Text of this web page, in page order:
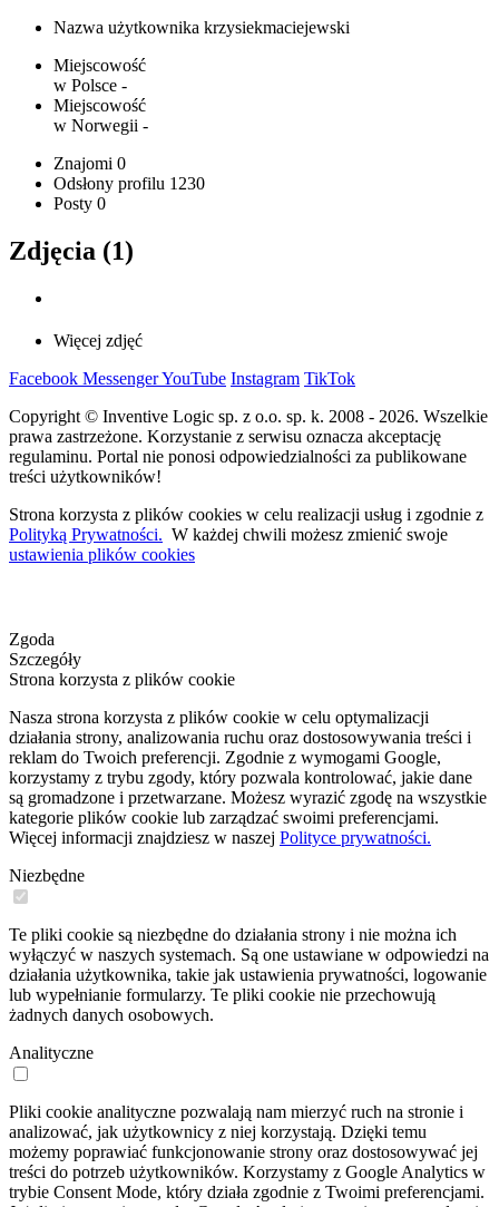
Nazwa użytkownika krzysiekmaciejewski
Miejscowość
w Polsce -
Miejscowość
w Norwegii -
Znajomi 0
Odsłony profilu 1230
Posty 0
Zdjęcia (1)
Więcej zdjęć
Facebook MessengerYouTube Instagram TikTok
Copyright © Inventive Logic sp. z o.o. sp. k. 2008 - 2026. Wszelkie
prawa zastrzeżone. Korzystanie z serwisu oznacza akceptację
regulaminu. Portal nie ponosi odpowiedzialności za publikowane
treści użytkowników!
Strona korzysta z plików cookies w celu realizacji usług i zgodnie z
Polityką Prywatności. W każdej chwili możesz zmienić swoje
ustawienia plików cookies
Zgoda
Szczegóły
Strona korzysta z plików cookie
Nasza strona korzysta z plików cookie w celu optymalizacji
działania strony, analizowania ruchu oraz dostosowywania treści i
reklam do Twoich preferencji. Zgodnie z wymogami Google,
korzystamy z trybu zgody, który pozwala kontrolować, jakie dane
są gromadzone i przetwarzane. Możesz wyrazić zgodę na wszystkie
kategorie plików cookie lub zarządzać swoimi preferencjami.
Więcej informacji znajdziesz w naszej Polityce prywatności.
Niezbędne
Te pliki cookie są niezbędne do działania strony i nie można ich
wyłączyć w naszych systemach. Są one ustawiane w odpowiedzi na
działania użytkownika, takie jak ustawienia prywatności, logowanie
lub wypełnianie formularzy. Te pliki cookie nie przechowują
żadnych danych osobowych.
Analityczne
Pliki cookie analityczne pozwalają nam mierzyć ruch na stronie i
analizować, jak użytkownicy z niej korzystają. Dzięki temu
możemy poprawiać funkcjonowanie strony oraz dostosowywać jej
treści do potrzeb użytkowników. Korzystamy z Google Analytics w
trybie Consent Mode, który działa zgodnie z Twoimi preferencjami.